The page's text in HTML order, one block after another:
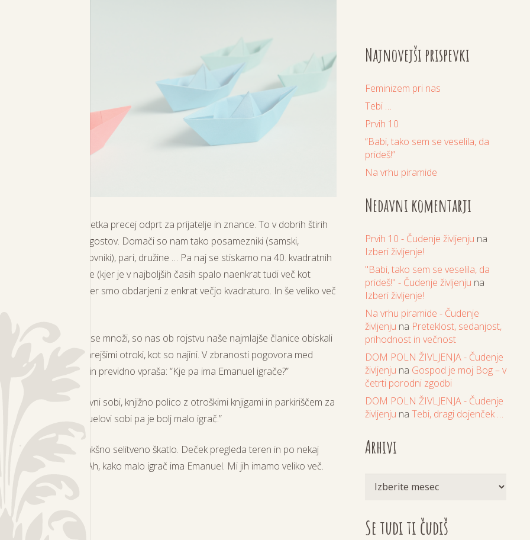
nekako od vsega začetka precej odprt za prijatelje in znance. To v dobrih štirih
že druga knjiga gostov. Domači so nam tako posamezniki (samski,
redovniki, duhovniki), pari, družine … Pa naj se stiskamo na 40. kvadratnih
v središču Ljubljane (kjer je v najboljših časih spalo naenkrat tudi več kot
pod Blegošem, kjer smo obdarjeni z enkrat večjo kvadraturo. In še veliko več
in za življenje, ki se množi, so nas ob rojstvu naše najmlajše članice obiskali
in nekaj let starejšimi otroki, kot so najini. V zbranosti pogovora med
pristopi štiriletnik in previdno vpraša: “Kje pa ima Emanuel igrače?”
manjše predale v dnevni sobi, knjižno polico z otroškimi knjigami in parkiriščem za
“V Emanuelovi sobi pa je bolj malo igrač.”
založena s kakšno selitveno škatlo. Deček pregleda teren in po nekaj
“Ah, kako malo igrač ima Emanuel. Mi jih imamo veliko več.
Najnovejši prispevki
Feminizem pri nas
Tebi …
Prvih 10
“Babi, tako sem se veselila, da
prideš!”
Na vrhu piramide
Nedavni komentarji
Prvih 10 - Čudenje življenju na
Izberi življenje!
"Babi, tako sem se veselila, da
prideš!" - Čudenje življenju na
Izberi življenje!
Na vrhu piramide - Čudenje
življenju na Preteklost, sedanjost,
prihodnost in večnost
DOM POLN ŽIVLJENJA - Čudenje
življenju na Gospod je moj Bog – v
četrti porodni zgodbi
DOM POLN ŽIVLJENJA - Čudenje
življenju na Tebi, dragi dojenček …
Arhivi
Arhivi
Se tudi ti čudiš